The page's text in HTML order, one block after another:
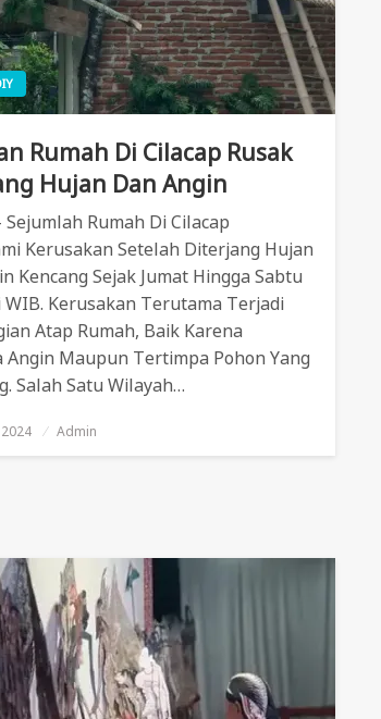
Rumah Di Cilacap Rusak
Hujan Dan Angin
Sejumlah Rumah Di Cilacap
Kerusakan Setelah Diterjang Hujan
Kencang Sejak Jumat Hingga Sabtu
WIB. Kerusakan Terutama Terjadi
Atap Rumah, Baik Karena
Angin Maupun Tertimpa Pohon Yang
Salah Satu Wilayah…
Admin